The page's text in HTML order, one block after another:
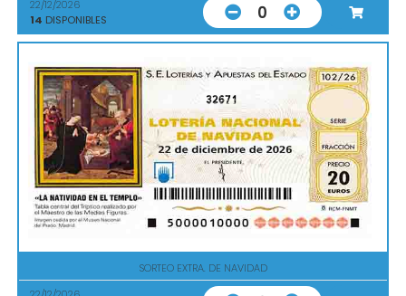
22/12/2026
14 DISPONIBLES 0
32671
SORTEO EXTRA. DE NAVIDAD